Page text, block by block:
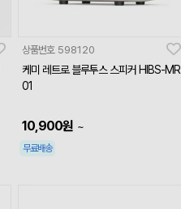
상품번호 598120
케미 레트로 블루투스 스피커 HIBS-MR
01
10,900원 ~
무료배송